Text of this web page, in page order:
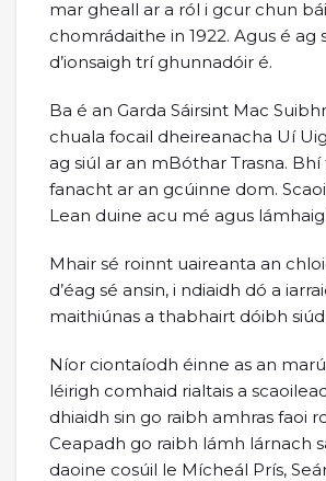
mar gheall ar a ról i gcur chun
chomrádaithe in 1922. Agus é ag
d’ionsaigh trí ghunnadóir é.
Ba é an Garda Sáirsint Mac
chuala focail dheireanacha Uí
ag siúl ar an mBóthar Trasna.
fanacht ar an gcúinne dom.
Lean duine acu mé agus
Mhair sé roinnt uaireanta an
d’éag sé ansin, i ndiaidh dó a
maithiúnas a thabhairt dóibh
Níor ciontaíodh éinne as an
léirigh comhaid rialtais a
dhiaidh sin go raibh amhras faoi
Ceapadh go raibh lámh lárnach
daoine cosúil le Mícheál Prís,